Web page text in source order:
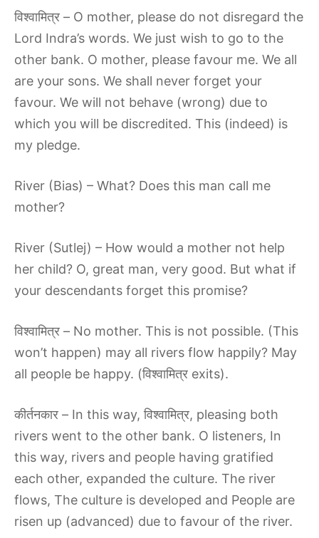
विश्वामित्र – O mother, please do not disregard the
Lord Indra’s words. We just wish to go to the
other bank. O mother, please favour me. We all
are your sons. We shall never forget your
favour. We will not behave (wrong) due to
which you will be discredited. This (indeed) is
my pledge.
River (Bias) – What? Does this man call me
mother?
River (Sutlej) – How would a mother not help
her child? O, great man, very good. But what if
your descendants forget this promise?
विश्वामित्र – No mother. This is not possible. (This
won’t happen) may all rivers flow happily? May
all people be happy. (विश्वामित्र exits).
कीर्तनकार – In this way, विश्वामित्र, pleasing both
rivers went to the other bank. O listeners, In
this way, rivers and people having gratified
each other, expanded the culture. The river
flows, The culture is developed and People are
risen up (advanced) due to favour of the river.